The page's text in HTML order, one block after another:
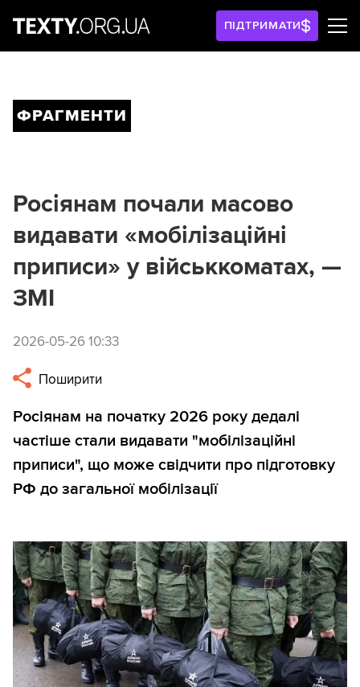
ПІДТРИМАТИ
ФРАГМЕНТИ
Росіянам почали масово
видавати «мобілізаційні
приписи» у військкоматах, —
ЗМІ
2026-05-26 10:33
Поширити
Росіянам на початку 2026 року дедалі
частіше стали видавати "мобілізаційні
приписи", що може свідчити про підготовку
РФ до загальної мобілізації